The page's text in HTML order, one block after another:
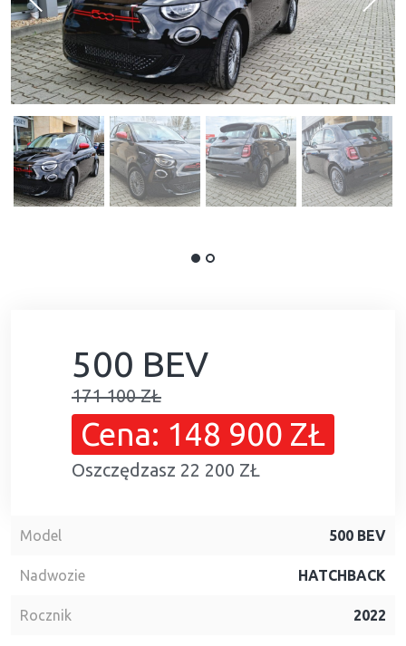
500 BEV
171 100 ZŁ
Cena: 148 900 ZŁ
Oszczędzasz 22 200 ZŁ
Model 500 BEV
Nadwozie HATCHBACK
Rocznik 2022